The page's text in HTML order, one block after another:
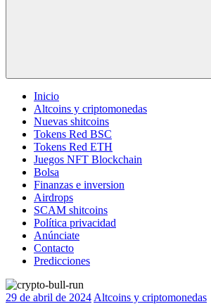
Inicio
Altcoins y criptomonedas
Nuevas shitcoins
Tokens Red BSC
Tokens Red ETH
Juegos NFT Blockchain
Bolsa
Finanzas e inversion
Airdrops
SCAM shitcoins
Política privacidad
Anúnciate
Contacto
Predicciones
29 de abril de 2024 Altcoins y criptomonedas